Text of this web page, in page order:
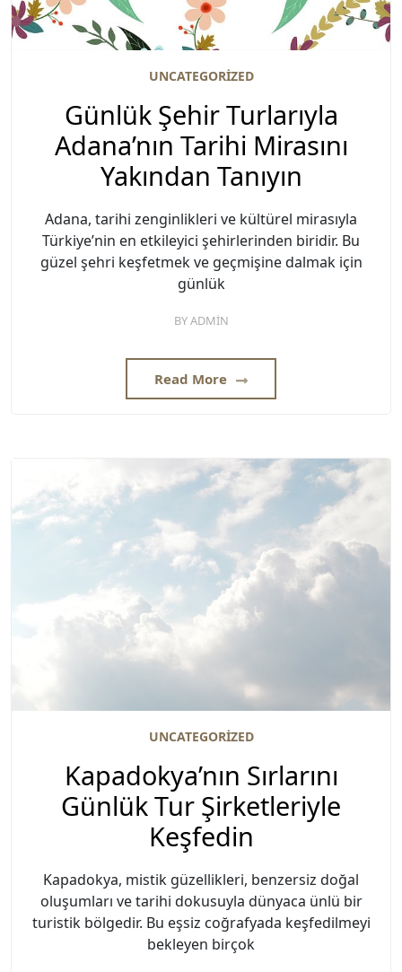
UNCATEGORIZED
Günlük Şehir Turlarıyla
Adana’nın Tarihi Mirasını
Yakından Tanıyın
Adana, tarihi zenginlikleri ve kültürel mirasıyla
Türkiye’nin en etkileyici şehirlerinden biridir. Bu
güzel şehri keşfetmek ve geçmişine dalmak için
günlük
BYADMIN
Read More
UNCATEGORIZED
Kapadokya’nın Sırlarını
Günlük Tur Şirketleriyle
Keşfedin
Kapadokya, mistik güzellikleri, benzersiz doğal
oluşumları ve tarihi dokusuyla dünyaca ünlü bir
turistik bölgedir. Bu eşsiz coğrafyada keşfedilmeyi
bekleyen birçok